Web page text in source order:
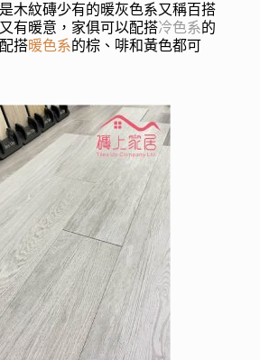
木紋磚少有的暖灰色系又稱百搭
有暖意，家俱可以配搭冷色系的
搭暖色系的棕、啡和黃色都可